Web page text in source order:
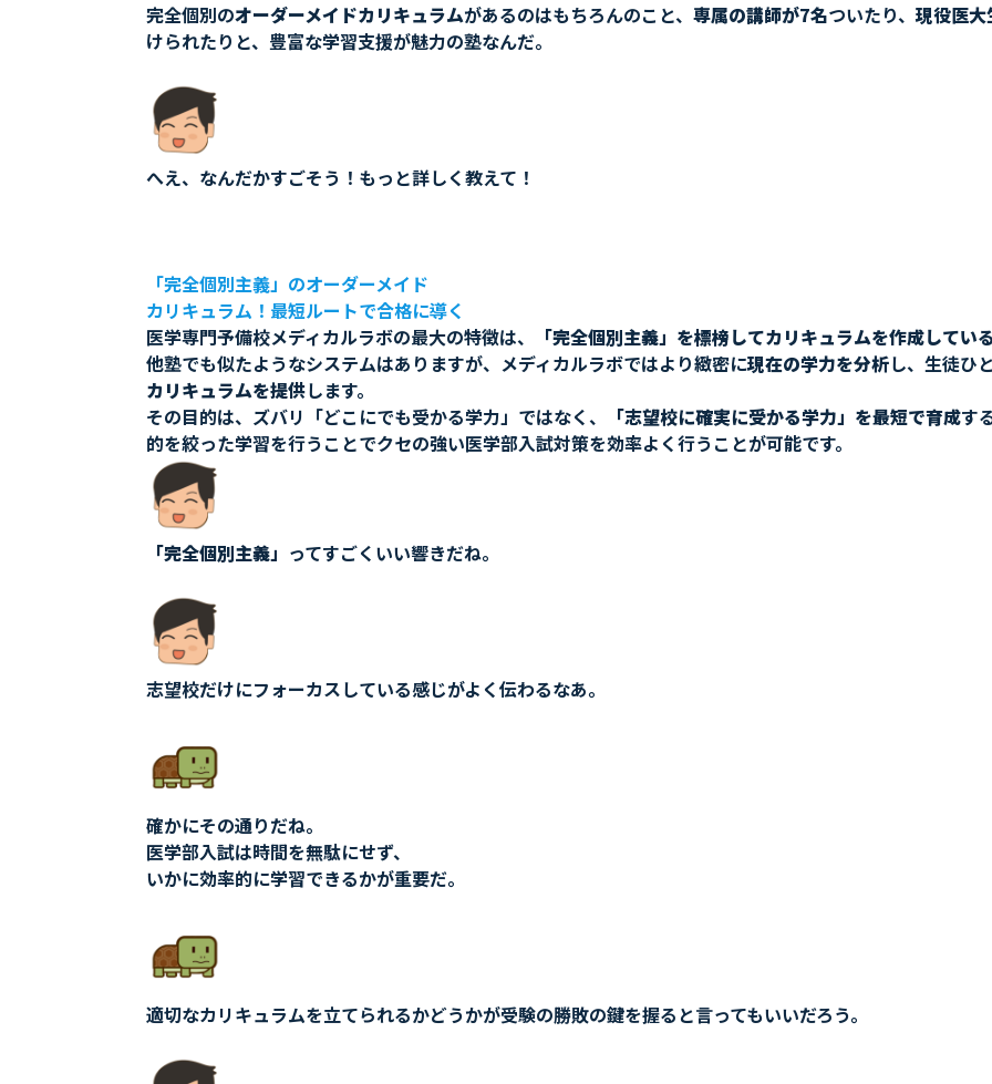
完全個別のオーダーメイドカリキュラムがあるのはもちろんのこと、 専属の講師が7名ついたり、現役医大
けられたりと、豊富な学習支援が魅力の塾なんだ。
へえ、なんだかすごそう！もっと詳しく教えて！
「完全個別主義」のオーダーメイド
カリキュラム！最短ルートで合格に導く
医学専門予備校メディカルラボの最大の特徴は、
「完全個別主義」を標榜してカリキュラムを作成している
他塾でも似たようなシステムはありますが、メディカルラボではより緻密に現在の学力を分析し、生徒ひ
カリキュラムを提供します。
その目的は、ズバリ「どこにでも受かる学力」ではなく、
「志望校に確実に受かる学力」を最短で育成す
的を絞った学習を行うことでクセの強い医学部入試対策を効率よく行うことが可能です。
「完全個別主義」 ってすごくいい響きだね。
志望校だけにフォーカスしている感じがよく伝わるなあ。
確かにその通りだね。
医学部入試は時間を無駄にせず、
いかに効率的に学習できるかが重要だ。
適切なカリキュラムを立てられるかどうかが受験の勝敗の鍵を握ると言ってもいいだろう。